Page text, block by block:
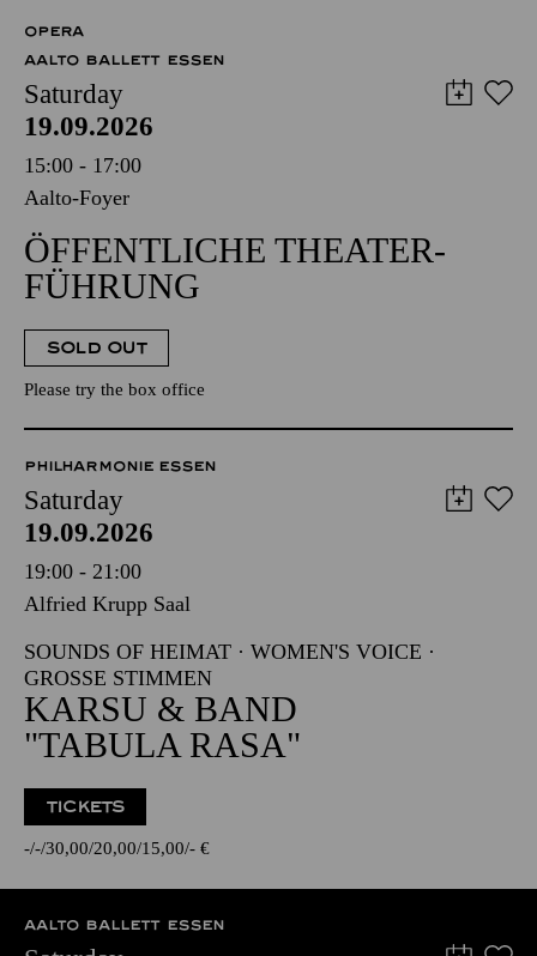
OPERA
AALTO BALLETT ESSEN
Saturday
19.09.2026
15:00 - 17:00
Aalto-Foyer
ÖFFENTLICHE THEATER­
FÜHRUNG
SOLD OUT
Please try the box office
PHILHARMONIE ESSEN
Saturday
19.09.2026
19:00 - 21:00
Alfried Krupp Saal
SOUNDS OF HEIMAT · WOMEN'S VOICE ·
GROSSE STIMMEN
KARSU & BAND
"TABULA RASA"
TICKETS
- - 30,00 20,00 15,00 - €
AALTO BALLETT ESSEN